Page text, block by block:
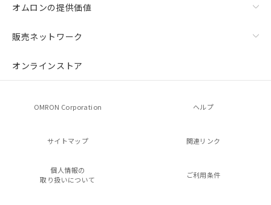
オムロンの提供価値
販売ネットワーク
オンラインストア
OMRON Corporation ヘルプ
サイトマップ 関連リンク
個人情報の
取り扱いについて
ご利用条件